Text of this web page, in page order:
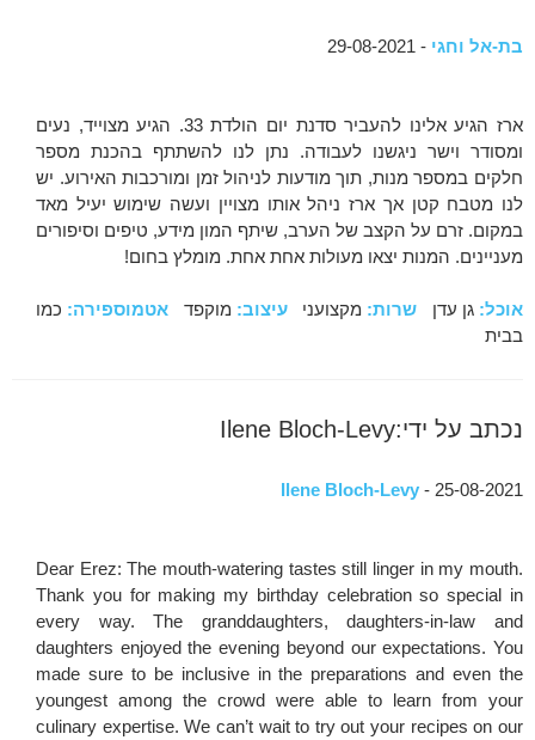
בת-אל וחגי - 29-08-2021
ארז הגיע אלינו להעביר סדנת יום הולדת 33. הגיע מצוייד, נעים
ומסודר וישר ניגשנו לעבודה. נתן לנו להשתתף בהכנת מספר
חלקים במספר מנות, תוך מודעות לניהול זמן ומורכבות האירוע. יש
לנו מטבח קטן אך ארז ניהל אותו מצויין ועשה שימוש יעיל מאד
במקום. זרם על הקצב של הערב, שיתף המון מידע, טיפים וסיפורים
מעניינים. המנות יצאו מעולות אחת אחת. מומלץ בחום!
אוכל: גן עדן שרות: מקצועניעיצוב: מוקפד אטמוספירה: כמו
בבית
נכתב על ידי:Ilene Bloch-Levy
Ilene Bloch-Levy - 25-08-2021
Dear Erez: The mouth-watering tastes still linger in my mouth.
Thank you for making my birthday celebration so special in
every way. The granddaughters, daughters-in-law and
daughters enjoyed the evening beyond our expectations. You
made sure to be inclusive in the preparations and even the
youngest among the crowd were able to learn from your
culinary expertise. We can’t wait to try out your recipes on our